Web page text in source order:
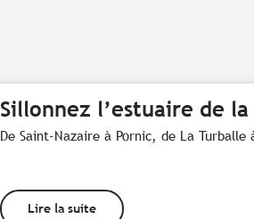
Sillonnez l’estuaire de
De Saint-Nazaire à Pornic, de La
Lire la suite